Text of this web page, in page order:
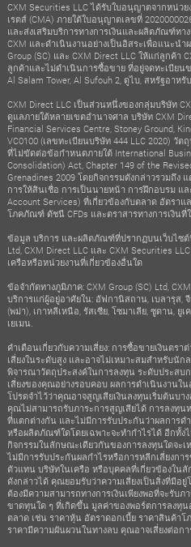
CXM Securities LLC ได้รับใบอนุญาตจากหน่ว
เรตส์ (CMA) ภายใต้ใบอนุญาตเลขที่
และส่งเสริมบริการทางการเงินและผลิตภัณฑ์ท
CXM และดำเนินงานอย่างเป็นอิสระเพื่อแนะน
Group (SC) และ CXM Direct LLC ให้แก่ลูกค้า
ลูกค้าและไม่ดำเนินการซื้อขาย ที่อยู่จดทะเบียน
Al Salam Tower, Al Sufouh 2, ดูไบ, สหรัฐอาหรั
CXM Direct LLC เป็นส่วนหนึ่งของกลุ่มบริษัท
ดูแลภายใต้หลายเขตอำนาจศาล บริษัท CXM
Financial Services Centre, Stoney Ground,
VC0100 (เลขทะเบียนบริษัท 444 LLC 2020) วั
ที่ไม่ขัดต่อข้อกำหนดภายใต้ International
Consolidation) Act, Chapter 149 of the
Grenadines 2009 โดยกิจกรรมดังกล่าวรวมถึง
การให้สินเชื่อ การเป็นนายหน้า การฝึกอบรม แ
Account Services) ที่เกี่ยวข้องกับตลาด อัตราแ
โภคภัณฑ์ ดัชนี CFDs และตราสารทางการเงินที่ใ
ข้อมูล บริการ และผลิตภัณฑ์ที่ปรากฏบนเว็บไซต์
Ltd, CXM Direct LLC และ CXM Securities
เครือหรือหน่วยงานที่เกี่ยวข้องอื่นใด
ข้อจำกัดทางภูมิภาค: CXM Group (SC) Ltd,
บริการแก่ผู้อยู่อาศัยใน: อัฟกานิสถาน, เบลารุส,
(พม่า), เกาหลีเหนือ, รัสเซีย, โซมาเลีย, ซูดาน, ยู
เยเมน.
คำเตือนเกี่ยวกับความเสี่ยง: การซื้อขายเงินตรา
เสี่ยงในระดับสูง และอาจไม่เหมาะสมสำหรับ
พิจารณาวัตถุประสงค์ในการลงทุน ระดับประส
เสี่ยงของคุณอย่างรอบคอบ ผลการดำเนินงานใ
โปรดจำไว้ว่าคุณอาจสูญเสียเงินลงทุนเริ่มต้นบ
คุณไม่สามารถรับภาระการสูญเสียได้ การลงทุน
ที่แตกต่างกัน และไม่มีการรับประกันว่าผลการ
หรือผลิตภัณฑ์ใดโดยเฉพาะจะทำกำไรได้ อีกทั้ง
กิจกรรมในลักษณะเดียวกันของการลงทุนใดจ
ไม่มีการรับประกันผลกำไรหรือการหลีกเลี่ยงกา
ตัวแทน บริษัทในเครือ หรือบุคคลที่เกี่ยวข้องใน
ดังกล่าวได้ คุณยอมรับว่าความเสี่ยงเป็นสิ่งที่มีอ
ต้องมีความสามารถทางการเงินเพียงพอที่จะรับภ
ขาดทุนใด ๆ ที่เกิดขึ้น มูลค่าของพอร์ตการลงทุน
ตลาด เช่น ราคาหุ้น อัตราดอกเบี้ย ราคาสินค้
ราคามีความผันผวนในทางลบ คุณอาจเสี่ยงต่อก